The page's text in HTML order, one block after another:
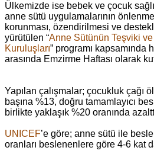
Ülkemizde ise bebek ve çocuk
anne sütü uygulamalarının
korunması, özendirilmesi ve
yürütülen “Anne Sütünün Teşviki
Kuruluşları” programı kapsamında
arasında Emzirme Haftası olarak
Yapılan çalışmalar; çocukluk çağı
başına %13, doğru tamamlayıcı
birlikte yaklaşık %20 oranında
UNICEF’e göre; anne sütü ile
oranları beslenenlere göre 4-6 kat